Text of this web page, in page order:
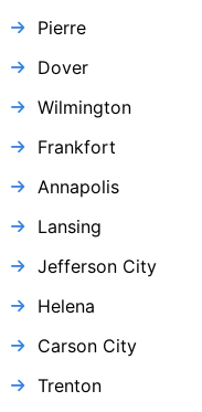
Pierre
Dover
Wilmington
Frankfort
Annapolis
Lansing
Jefferson City
Helena
Carson City
Trenton